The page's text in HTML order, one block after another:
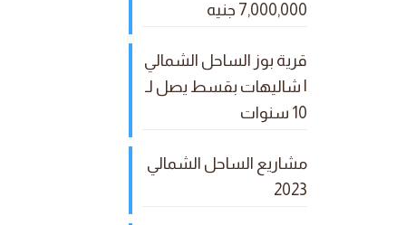
7,000,000 جنيه
قرية بوز الساحل الشمالي
| شاليهات بقسط يصل لـ
10 سنوات
مشاريع الساحل الشمالي
2023